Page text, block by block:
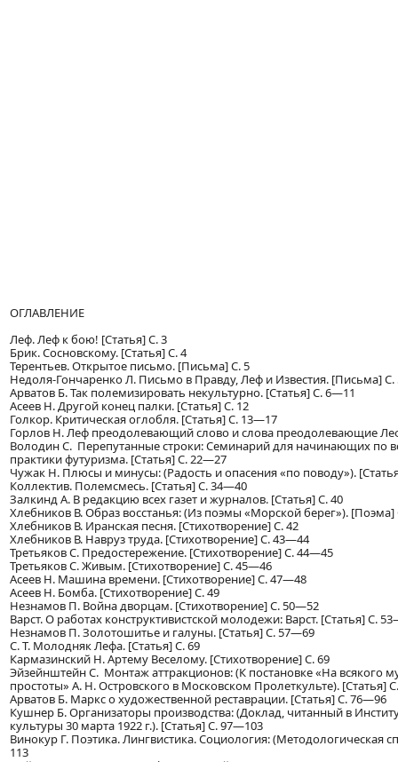
ОГЛАВЛЕНИЕ
Леф. Леф к бою! [Статья] С. 3
Брик. Сосновскому. [Статья] С. 4
Терентьев. Открытое письмо. [Письма] С. 5
Недоля-Гончаренко Л. Письмо в Правду, Леф и Известия. [Письма]
Арватов Б. Так полемизировать некультурно. [Статья] С. 6—11
Асеев Н. Другой конец палки. [Статья] С. 12
Голкор. Критическая оглобля. [Статья] С. 13—17
Горлов Н. Леф преодолевающий слово и слова преодолевающие
Володин С. Перепутанные строки: Семинарий для начинающих по
практики футуризма. [Статья] С. 22—27
Чужак Н. Плюсы и минусы: (Радость и опасения «по поводу»).
Коллектив. Полемсмесь. [Статья] С. 34—40
Залкинд А. В редакцию всех газет и журналов. [Статья] С. 40
Хлебников В. Образ восстанья: (Из поэмы «Морской берег»).
Хлебников В. Иранская песня. [Стихотворение] С. 42
Хлебников В. Навруз труда. [Стихотворение] С. 43—44
Третьяков С. Предостережение. [Стихотворение] С. 44—45
Третьяков С. Живым. [Стихотворение] С. 45—46
Асеев Н. Машина времени. [Стихотворение] С. 47—48
Асеев Н. Бомба. [Стихотворение] С. 49
Незнамов П. Война дворцам. [Стихотворение] С. 50—52
Варст. О работах конструктивистской молодежи: Варст. [Статья] С.
Незнамов П. Золотошитье и галуны. [Статья] С. 57—69
С. Т. Молодняк Лефа. [Статья] С. 69
Кармазинский Н. Артему Веселому. [Стихотворение] С. 69
Эйзейнштейн С. Монтаж аттракционов: (К постановке «На всякого
простоты» А. Н. Островского в Московском Пролеткульте). [Статья]
Арватов Б. Маркс о художественной реставрации. [Статья] С. 76—96
Кушнер Б. Организаторы производства: (Доклад, читанный в
культуры 30 марта 1922 г.). [Статья] С. 97—103
Винокур Г. Поэтика. Лингвистика. Социология: (Методологическая
113